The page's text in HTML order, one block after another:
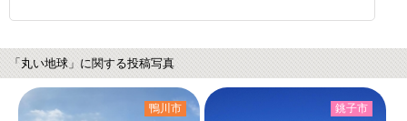
「丸い地球」に関する投稿写真
鴨川市 銚子市